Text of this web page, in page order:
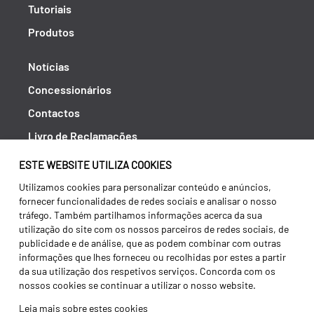
ESTE WEBSITE UTILIZA COOKIES
Utilizamos cookies para personalizar conteúdo e anúncios,
fornecer funcionalidades de redes sociais e analisar o nosso
tráfego. Também partilhamos informações acerca da sua
utilização do site com os nossos parceiros de redes sociais, de
publicidade e de análise, que as podem combinar com outras
informações que lhes forneceu ou recolhidas por estes a partir
da sua utilização dos respetivos serviços. Concorda com os
nossos cookies se continuar a utilizar o nosso website.
Leia mais sobre estes cookies
Tutoriais
Produtos
Notícias
Concessionários
Contactos
Livro de Reclamações
Política de Privacidade
Canal de Denúncias (RGPC)
Termos e condições